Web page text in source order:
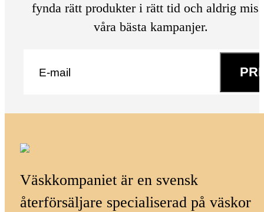
fynda rätt produkter i rätt tid och aldrig
våra bästa kampanjer.
Väskkompaniet är en svensk
återförsäljare specialiserad på väskor